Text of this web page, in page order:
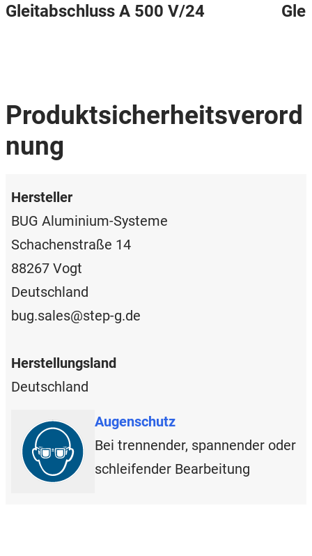
Gleitabschluss A 500 V/24
Produktsicherheitsverord
nung
Hersteller
BUG Aluminium-Systeme
Schachenstraße 14
88267 Vogt
Deutschland
bug.sales@step-g.de
Herstellungsland
Deutschland
Augenschutz
Bei trennender, spannender oder
schleifender Bearbeitung